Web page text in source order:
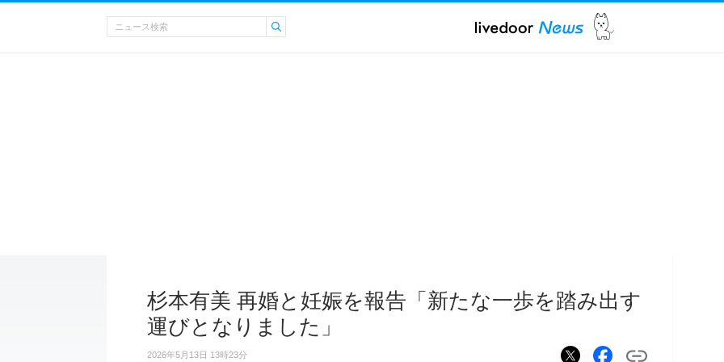
杉本有美 再婚と妊娠を報告「新たな一歩を踏み出す
運びとなりました」
2026年5月13日 13時23分